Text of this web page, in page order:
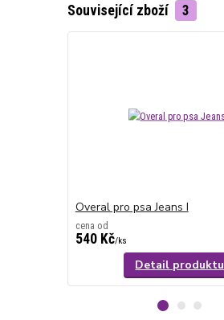
Související zboží 3
Overal pro psa Jeans I
cena od
540 Kč/ks
Detail produktu